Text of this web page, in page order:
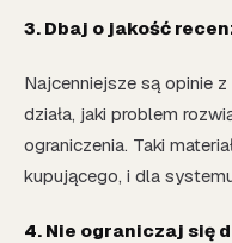
3. Dbaj o jakość
Najcenniejsze są opinie
działa, jaki problem
ograniczenia. Taki
kupującego, i dla
4. Nie ograniczaj się